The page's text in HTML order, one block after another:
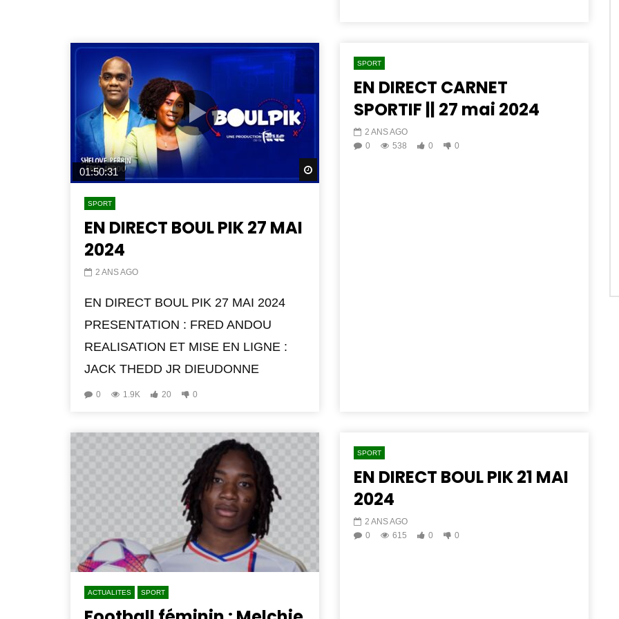
01:50:31
SPORT
EN DIRECT BOUL PIK 27 MAI
2024
2 ANS AGO
EN DIRECT BOUL PIK 27 MAI 2024
PRESENTATION : FRED ANDOU
REALISATION ET MISE EN LIGNE :
JACK THEDD JR DIEUDONNE
0 1.9K 20 0
SPORT
EN DIRECT CARNET
SPORTIF || 27 mai 2024
2 ANS AGO
0
538 0 0
ACTUALITES SPORT
SPORT
EN DIRECT BOUL PIK 21 MAI
2024
2 ANS AGO
0
615 0 0